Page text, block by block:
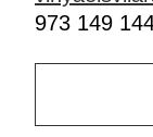
973 149